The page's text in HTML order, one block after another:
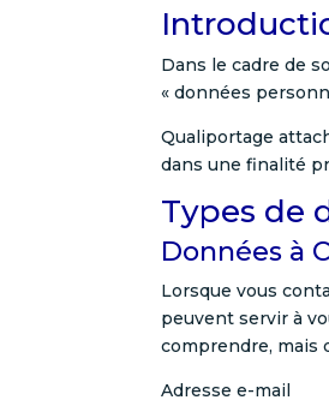
Dans le cadre de
« données
Qualiportage
dans une finalité
Types de
Données à
Lorsque vous
peuvent servir à
comprendre, mais
Adresse e-mail